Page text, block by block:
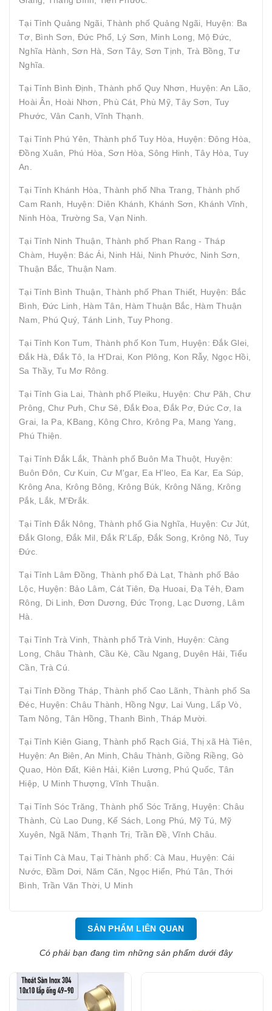
Tại Tỉnh Quảng Ngãi, Thành phố Quảng Ngãi, Huyện: Ba
Tơ, Bình Sơn, Đức Phổ, Lý Sơn, Minh Long, Mộ Đức,
Nghĩa Hành, Sơn Hà, Sơn Tây, Sơn Tịnh, Trà Bồng, Tư
Nghĩa.
Tại Tỉnh Bình Định, Thành phố Quy Nhơn, Huyện: An Lão,
Hoài Ân, Hoài Nhơn, Phù Cát, Phù Mỹ, Tây Sơn, Tuy
Phước, Vân Canh, Vĩnh Thạnh.
Tại Tỉnh Phú Yên, Thành phố Tuy Hòa, Huyện: Đông Hòa,
Đồng Xuân, Phú Hòa, Sơn Hòa, Sông Hinh, Tây Hòa, Tuy
An.
Tại Tỉnh Khánh Hòa, Thành phố Nha Trang, Thành phố
Cam Ranh, Huyện: Diên Khánh, Khánh Sơn, Khánh Vĩnh,
Ninh Hòa, Trường Sa, Vạn Ninh.
Tại Tỉnh Ninh Thuận, Thành phố Phan Rang - Tháp
Chàm, Huyện: Bác Ái, Ninh Hải, Ninh Phước, Ninh Sơn,
Thuận Bắc, Thuận Nam.
Tại Tỉnh Bình Thuận, Thành phố Phan Thiết, Huyện: Bắc
Bình, Đức Linh, Hàm Tân, Hàm Thuận Bắc, Hàm Thuận
Nam, Phú Quý, Tánh Linh, Tuy Phong.
Tại Tỉnh Kon Tum, Thành phố Kon Tum, Huyện: Đắk Glei,
Đắk Hà, Đắk Tô, Ia H'Drai, Kon Plông, Kon Rẫy, Ngọc Hồi,
Sa Thầy, Tu Mơ Rông.
Tại Tỉnh Gia Lai, Thành phố Pleiku, Huyện: Chư Păh, Chư
Prông, Chư Pưh, Chư Sê, Đắk Đoa, Đắk Pơ, Đức Cơ, Ia
Grai, Ia Pa, KBang, Kông Chro, Krông Pa, Mang Yang,
Phú Thiện.
Tại Tỉnh Đắk Lắk, Thành phố Buôn Ma Thuột, Huyện:
Buôn Đôn, Cư Kuin, Cư M'gar, Ea H'leo, Ea Kar, Ea Súp,
Krông Ana, Krông Bông, Krông Búk, Krông Năng, Krông
Pắk, Lắk, M'Đrắk.
Tại Tỉnh Đắk Nông, Thành phố Gia Nghĩa, Huyện: Cư Jút,
Đắk Glong, Đắk Mil, Đắk R'Lấp, Đắk Song, Krông Nô, Tuy
Đức.
Tại Tỉnh Lâm Đồng, Thành phố Đà Lạt, Thành phố Bảo
Lộc, Huyện: Bảo Lâm, Cát Tiên, Đạ Huoai, Đạ Tẻh, Đam
Rông, Di Linh, Đơn Dương, Đức Trọng, Lạc Dương, Lâm
Hà.
Tại Tỉnh Trà Vinh, Thành phố Trà Vinh, Huyện: Càng
Long, Châu Thành, Cầu Kè, Cầu Ngang, Duyên Hải, Tiểu
Cần, Trà Cú.
Tại Tỉnh Đồng Tháp, Thành phố Cao Lãnh, Thành phố Sa
Đéc, Huyện: Châu Thành, Hồng Ngự, Lai Vung, Lấp Vò,
Tam Nông, Tân Hồng, Thanh Bình, Tháp Mười.
Tại Tỉnh Kiên Giang, Thành phố Rạch Giá, Thị xã Hà Tiên,
Huyện: An Biên, An Minh, Châu Thành, Giồng Riềng, Gò
Quao, Hòn Đất, Kiên Hải, Kiên Lương, Phú Quốc, Tân
Hiệp, U Minh Thượng, Vĩnh Thuận.
Tại Tỉnh Sóc Trăng, Thành phố Sóc Trăng, Huyện: Châu
Thành, Cù Lao Dung, Kế Sách, Long Phú, Mỹ Tú, Mỹ
Xuyên, Ngã Năm, Thạnh Trị, Trần Đề, Vĩnh Châu.
Tại Tỉnh Cà Mau, Tại Thành phố: Cà Mau, Huyện: Cái
Nước, Đầm Dơi, Năm Căn, Ngọc Hiển, Phú Tân, Thới
Bình, Trần Văn Thời, U Minh
SẢN PHẨM LIÊN QUAN
Có phải bạn đang tìm những sản phẩm dưới đây